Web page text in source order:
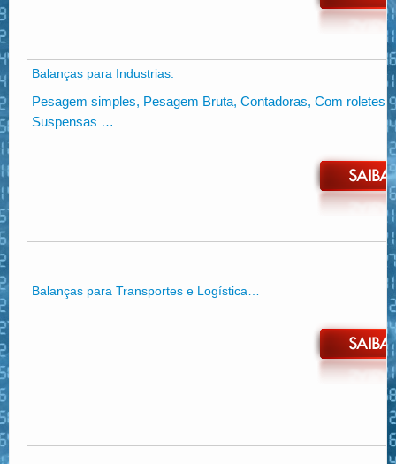
Balanças para Industrias.
Pesagem simples, Pesagem Bruta, Contadoras, Com roletes,
Suspensas …
Balanças para Transportes e Logística…